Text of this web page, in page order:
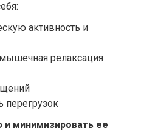
активность и
мышечная релаксация
перегрузок
и минимизировать ее